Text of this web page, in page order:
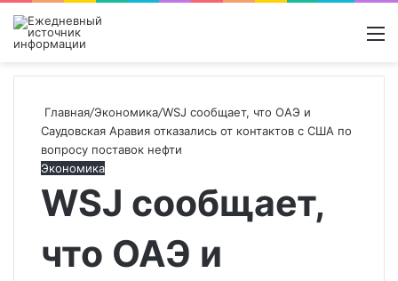
Поиск
Switch
Главная/Экономика/WSJ сообщает, что ОАЭ и
Саудовская Аравия отказались от контактов с США по
вопросу поставок нефти
Экономика
WSJ сообщает,
что ОАЭ и